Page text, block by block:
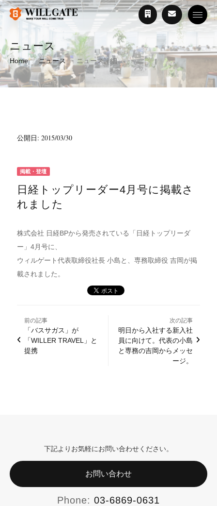
ニュース
Home ニュース ニュース詳細
公開日: 2015/03/30
掲載・登壇
日経トップリーダー4月号に掲載さ
れました
株式会社 日経BPから発売されている「日経トップリーダ
ー」4月号に、
ウィルゲート代表取締役社長 小島と、専務取締役 吉岡が掲
載されました。
前の記事
「バスサガス」が
「WILLER TRAVEL」と
提携
次の記事
明日から入社する新入社
員に向けて。代表の小島
と専務の吉岡からメッセ
ージ。
下記よりお気軽にお問い合わせください。
お問い合わせ
Phone: 03-6869-0631